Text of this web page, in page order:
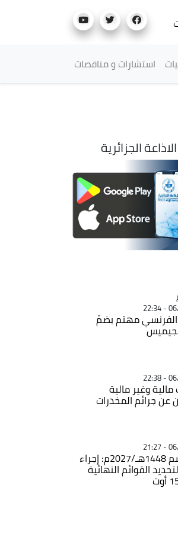
استشارات و مناقصات
الجزائرية
06/
الفرنسي مهتم بضمّ
06/
وغير مالية
عن جرائم المخدرات
06/
حج موسم 1448هـ/2027م: إجراء
القوائم النهائية